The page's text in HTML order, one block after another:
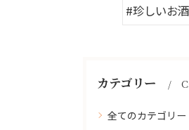
#珍しいお酒
カテゴリー
全てのカテゴリー